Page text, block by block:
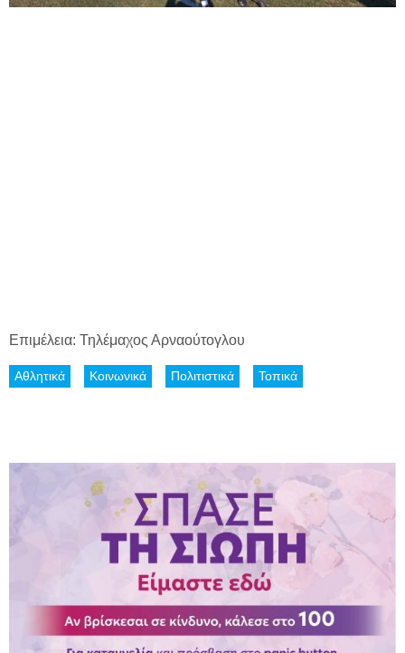
Επιμέλεια: Τηλέμαχος Αρναούτογλου
Αθλητικά Κοινωνικά Πολιτιστικά Τοπικά